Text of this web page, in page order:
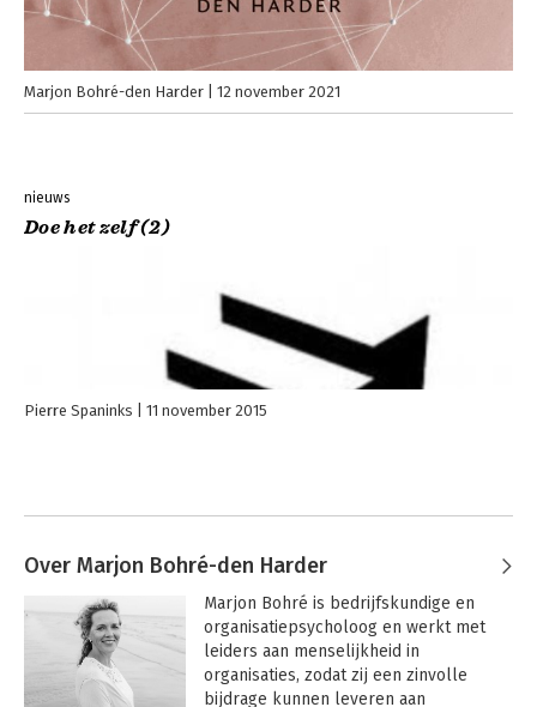
Marjon Bohré-den Harder 12 november 2021
nieuws
Doe het zelf (2)
Pierre Spaninks 11 november 2015
Over Marjon Bohré-den Harder
Marjon Bohré is bedrijfskundige en
organisatiepsycholoog en werkt met
leiders aan menselijkheid in
organisaties, zodat zij een zinvolle
bijdrage kunnen leveren aan